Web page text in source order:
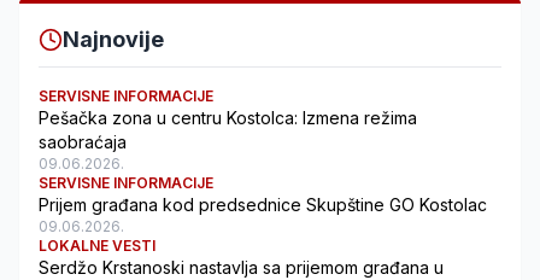
Najnovije
SERVISNE INFORMACIJE
Pešačka zona u centru Kostolca: Izmena režima
saobraćaja
09.06.2026.
SERVISNE INFORMACIJE
Prijem građana kod predsednice Skupštine GO Kostolac
09.06.2026.
LOKALNE VESTI
Serdžo Krstanoski nastavlja sa prijemom građana u